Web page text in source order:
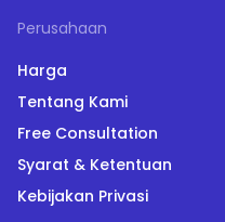
Perusahaan
Harga
Tentang Kami
Free Consultation
Syarat & Ketentuan
Kebijakan Privasi